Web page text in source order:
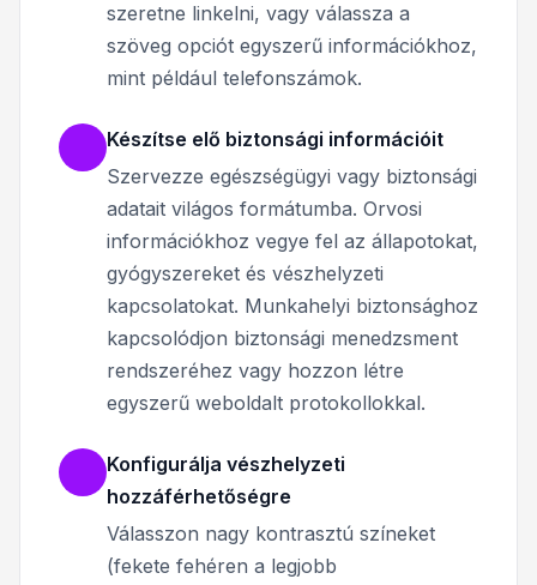
szeretne linkelni, vagy válassza a
szöveg opciót egyszerű információkhoz,
mint például telefonszámok.
Készítse elő biztonsági információit
Szervezze egészségügyi vagy biztonsági
adatait világos formátumba. Orvosi
információkhoz vegye fel az állapotokat,
gyógyszereket és vészhelyzeti
kapcsolatokat. Munkahelyi biztonsághoz
kapcsolódjon biztonsági menedzsment
rendszeréhez vagy hozzon létre
egyszerű weboldalt protokollokkal.
Konfigurálja vészhelyzeti
hozzáférhetőségre
Válasszon nagy kontrasztú színeket
(fekete fehéren a legjobb